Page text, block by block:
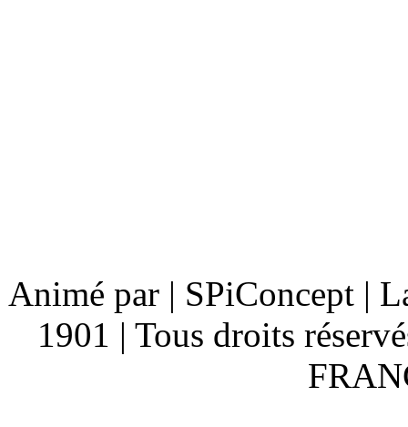
Animé par | SPiConcept |
1901 | Tous droits